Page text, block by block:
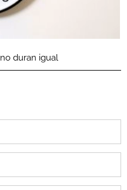
duran igual